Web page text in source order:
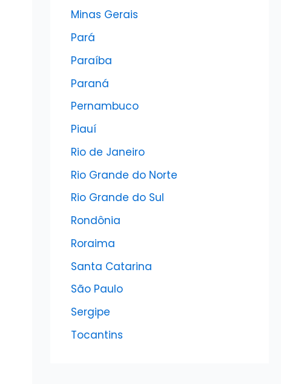
Minas Gerais
Pará
Paraíba
Paraná
Pernambuco
Piauí
Rio de Janeiro
Rio Grande do Norte
Rio Grande do Sul
Rondônia
Roraima
Santa Catarina
São Paulo
Sergipe
Tocantins